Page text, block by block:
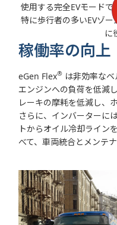
使用する完全EVモードで
特に歩行者の多いEVゾ
に
稼働率の向上
eGen Flex® は非効率なベ
エンジンへの負荷を低減
レーキの摩耗を低減し、
さらに、インバーターに
トからオイル冷却ライン
べて、車両統合とメンテ